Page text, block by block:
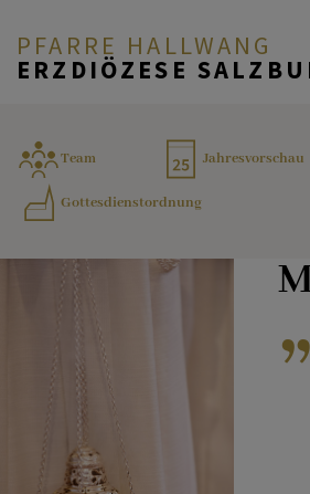
PFARRE HALLWANG
ERZDIÖZESE
AKTUELLES
GLAUBE & FEIERN
MENSCHEN &
Minis
Jugend
Familie
Senior:innen
Team Jahresvorschau
Gottesdienstordnung